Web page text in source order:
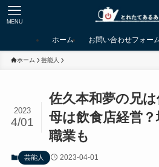
MENU
ホーム お問い合わせフォー
ホーム 芸能人
佐久本和夢の兄は
母は飲食店経営
職業も
2023
4/01
芸能人 2023-04-01